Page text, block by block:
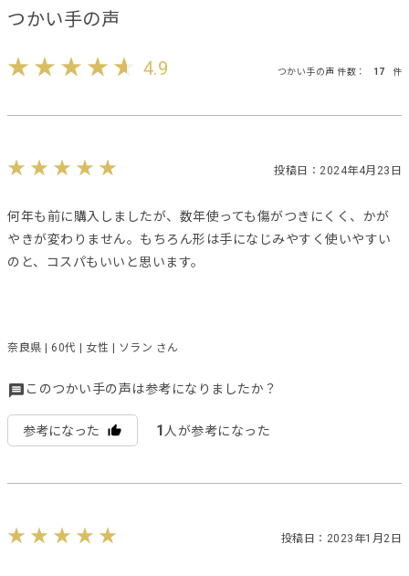
つかい手の声
4.9 つかい手の声 件数： 17 件
投稿日：2024年4月23日
何年も前に購入しましたが、数年使っても傷がつきにくく、かが
やきが変わりません。もちろん形は手になじみやすく使いやすい
のと、コスパもいいと思います。
奈良県 | 60代 | 女性 | ソラン さん
このつかい手の声は参考になりましたか？
参考になった 1 人が参考になった
投稿日：2023年1月2日